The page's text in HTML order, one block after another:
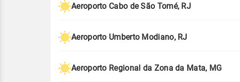
Aeroporto Cabo de São Tomé, RJ
Aeroporto Umberto Modiano, RJ
Aeroporto Regional da Zona da Mata, MG